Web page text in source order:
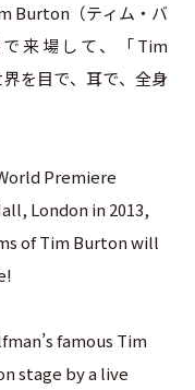
Burton（ティム・バ
来場して、「Tim
を目で、耳で、全身
Premiere
London in 2013,
of Tim Burton will
famous Tim
stage by a live